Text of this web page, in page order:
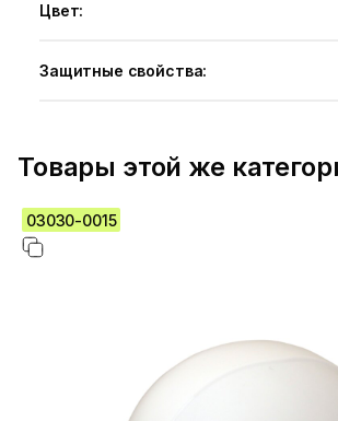
Цвет:
Защитные свойства:
Товары этой же
03030-0015